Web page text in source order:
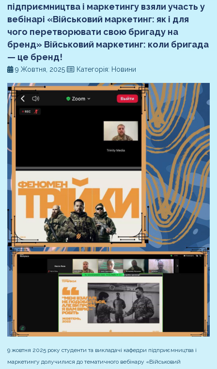
підприємництва і маркетингу взяли участь у
вебінарі «Військовий маркетинг: як і для
чого перетворювати свою бригаду на
бренд» Військовий маркетинг: коли бригада
— це бренд!
9 Жовтня, 2025 Категорія: Новини
9 жовтня 2025 року студенти та викладачі кафедри підприємництва і
маркетингу долучилися до тематичного вебінару «Військовий